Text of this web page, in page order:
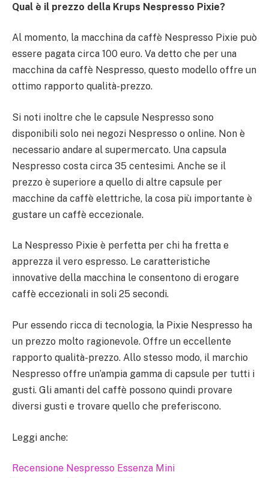
Qual è il prezzo della Krups Nespresso Pixie?
Al momento, la macchina da caffè Nespresso Pixie può
essere pagata circa 100 euro. Va detto che per una
macchina da caffè Nespresso, questo modello offre un
ottimo rapporto qualità-prezzo.
Si noti inoltre che le capsule Nespresso sono
disponibili solo nei negozi Nespresso o online. Non è
necessario andare al supermercato. Una capsula
Nespresso costa circa 35 centesimi. Anche se il
prezzo è superiore a quello di altre capsule per
macchine da caffè elettriche, la cosa più importante è
gustare un caffè eccezionale.
La Nespresso Pixie è perfetta per chi ha fretta e
apprezza il vero espresso. Le caratteristiche
innovative della macchina le consentono di erogare
caffè eccezionali in soli 25 secondi.
Pur essendo ricca di tecnologia, la Pixie Nespresso ha
un prezzo molto ragionevole. Offre un eccellente
rapporto qualità-prezzo. Allo stesso modo, il marchio
Nespresso offre un’ampia gamma di capsule per tutti i
gusti. Gli amanti del caffè possono quindi provare
diversi gusti e trovare quello che preferiscono.
Leggi anche:
Recensione Nespresso Essenza Mini